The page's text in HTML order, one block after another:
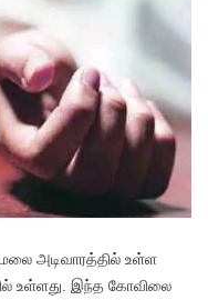
அடிவாரத்தில் உள்ள
உள்ளது. இந்த கோவிலை